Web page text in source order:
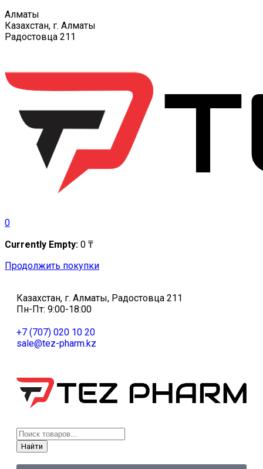
Алматы
Казахстан, г. Алматы
Радостовца 211
0
Currently Empty: 0 ₸
Продолжить покупки
Казахстан, г. Алматы, Радостовца 211
Пн-Пт: 9:00-18:00
+7 (707) 020 10 20
sale@tez-pharm.kz
Найти